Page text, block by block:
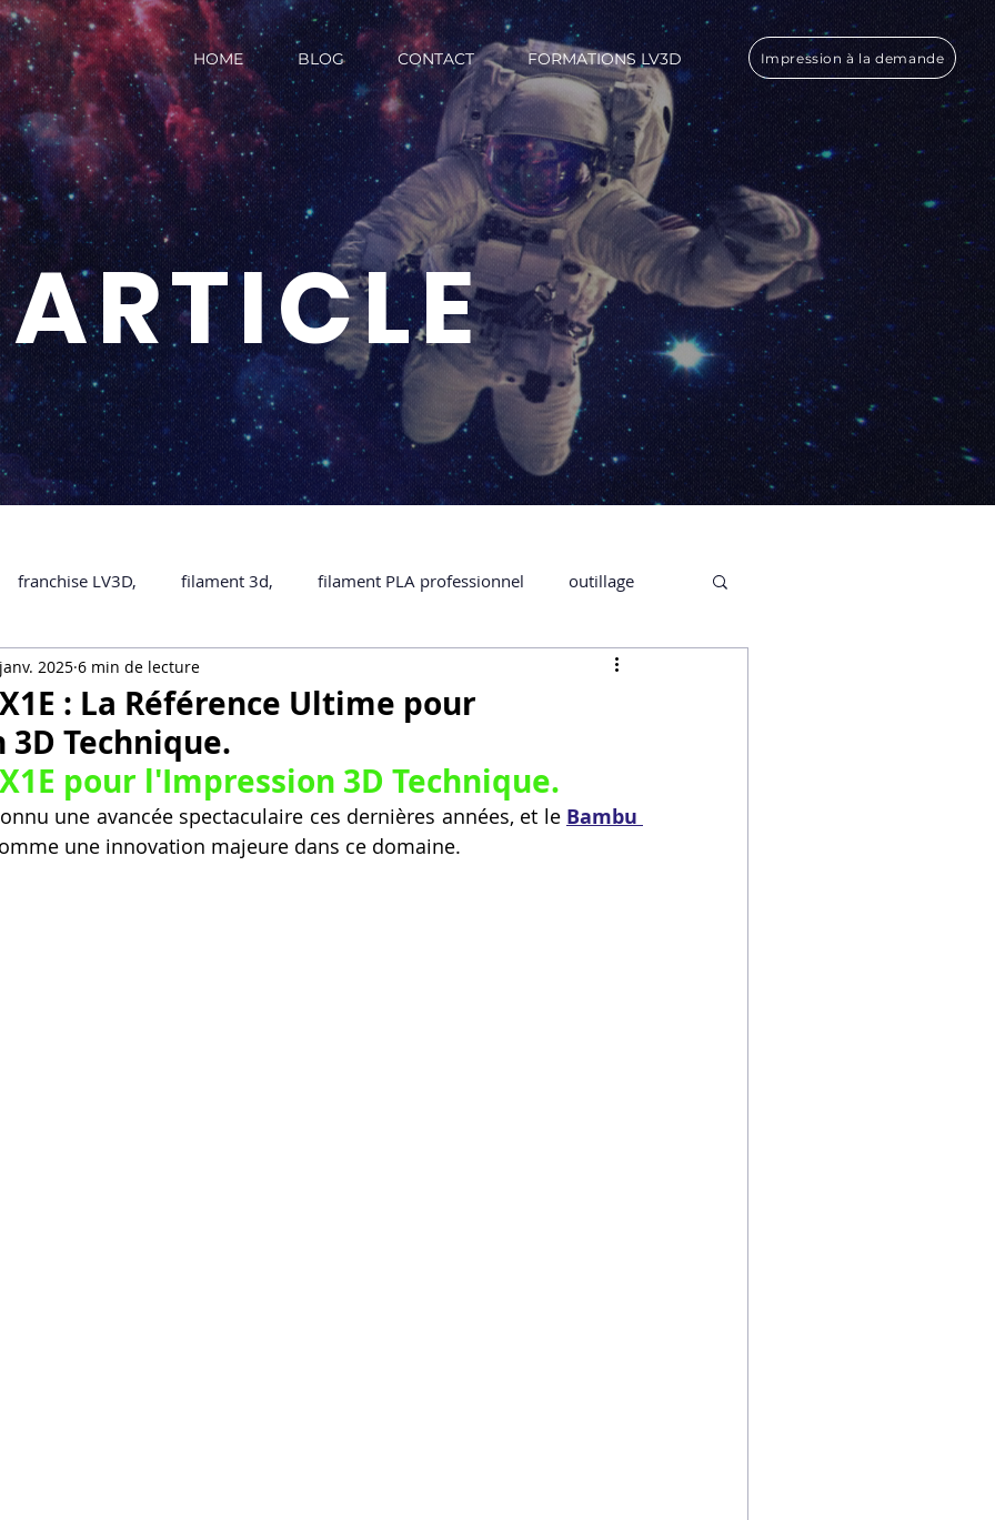
HOME BLOG CONTACT FORMATIONS LV3D Impression à la demande
ARTICLE
franchise LV3D, filament 3d, filament PLA professionnel outillage
Accessoires imprimante 3D professionelle
Formation impression 3D
piece en 3D Formation 3D en ligne. Formation 3D CPF
: La Référence Ultime pour
Technique.
2025 6 min de lecture
pour l'Impression 3D Technique.
une avancée spectaculaire ces dernières années, et le Bambu
une innovation majeure dans ce domaine.